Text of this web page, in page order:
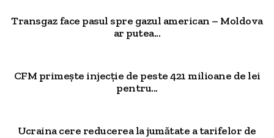
Transgaz face pasul spre gazul american – Moldova
ar putea...
CFM primește injecție de peste 421 milioane de lei
pentru...
Ucraina cere reducerea la jumătate a tarifelor de